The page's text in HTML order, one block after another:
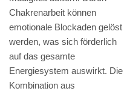
Chakrenarbeit können
emotionale Blockaden gelöst
werden, was sich förderlich
auf das gesamte
Energiesystem auswirkt. Die
Kombination aus